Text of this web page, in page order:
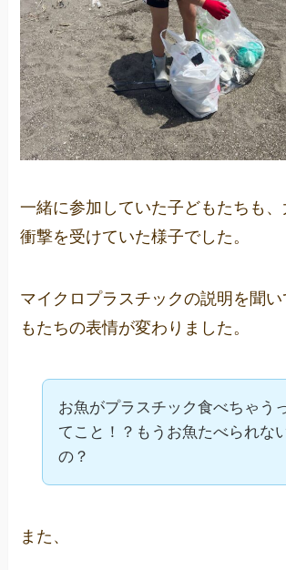
一緒に参加していた子どもたちも
衝撃を受けていた様子でした。
マイクロプラスチックの説明を聞
もたちの表情が変わりました。
お魚がプラスチック食べちゃう
てこと！？もうお魚たべられな
の？
また、